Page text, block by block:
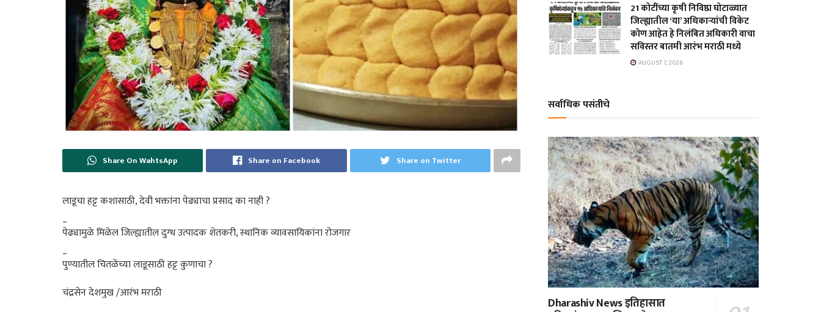
Share On WahtsApp Share on Facebook Share on Twitter
लाडूचा हट्ट कशासाठी, देवी भक्तांना पेढ्याचा प्रसाद का नाही ?
पेढ्यामुळे मिळेल जिल्ह्यातील दुग्ध उत्पादक शेतकरी, स्थानिक व्यावसायिकांना रोजगार
पुण्यातील चितळेंच्या लाडूसाठी हट्ट कुणाचा ?
चंद्रसेन देशमुख /आरंभ मराठी
21 कोटींच्या कृषी निविष्ठा घोटाळ्यात
जिल्ह्यातील ‘या’ अधिकाऱ्यांची विकेट
कोण आहेत हे निलंबित अधिकारी वाचा
सविस्तर बातमी आरंभ मराठी मध्ये
AUGUST 7, 2026
सर्वाधिक पसंतीचे
Dharashiv News इतिहासात